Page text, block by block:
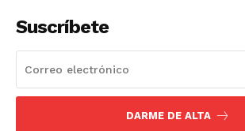
SUSCRÍBETE AHORA
Suscríbete
DARME DE ALTA